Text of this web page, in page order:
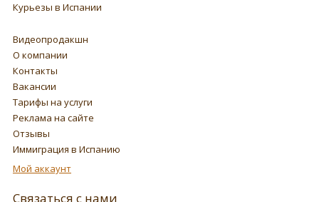
Курьезы в Испании
Видеопродакшн
О компании
Контакты
Вакансии
Тарифы на услуги
Реклама на сайте
Отзывы
Иммиграция в Испанию
Мой аккаунт
Связаться с нами